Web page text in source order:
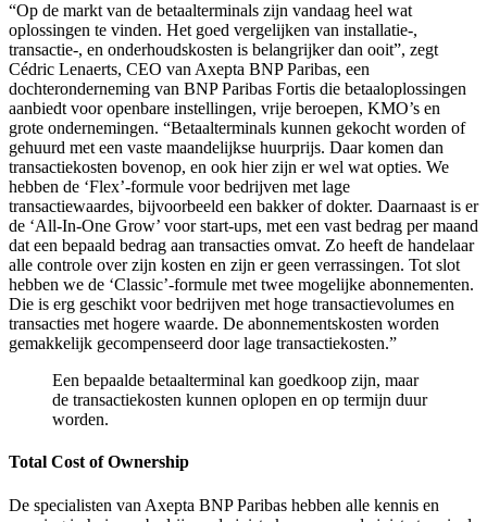
“Op de markt van de betaalterminals zijn vandaag heel wat
oplossingen te vinden. Het goed vergelijken van installatie-,
transactie-, en onderhoudskosten is belangrijker dan ooit”, zegt
Cédric Lenaerts, CEO van Axepta BNP Paribas, een
dochteronderneming van BNP Paribas Fortis die betaaloplossingen
aanbiedt voor openbare instellingen, vrije beroepen, KMO’s en
grote ondernemingen. “Betaalterminals kunnen gekocht worden of
gehuurd met een vaste maandelijkse huurprijs. Daar komen dan
transactiekosten bovenop, en ook hier zijn er wel wat opties. We
hebben de ‘Flex’-formule voor bedrijven met lage
transactiewaardes, bijvoorbeeld een bakker of dokter. Daarnaast is er
de ‘All-In-One Grow’ voor start-ups, met een vast bedrag per maand
dat een bepaald bedrag aan transacties omvat. Zo heeft de handelaar
alle controle over zijn kosten en zijn er geen verrassingen. Tot slot
hebben we de ‘Classic’-formule met twee mogelijke abonnementen.
Die is erg geschikt voor bedrijven met hoge transactievolumes en
transacties met hogere waarde. De abonnementskosten worden
gemakkelijk gecompenseerd door lage transactiekosten.”
Een bepaalde betaalterminal kan goedkoop zijn, maar
de transactiekosten kunnen oplopen en op termijn duur
worden.
Total Cost of Ownership
De specialisten van Axepta BNP Paribas hebben alle kennis en